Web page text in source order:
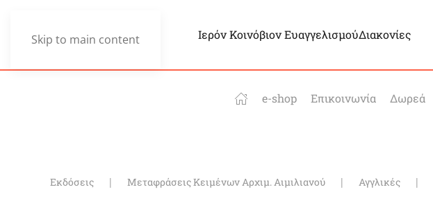
Skip to main content Ιερόν Κοινόβιον ΕυαγγελισμούΔιακονίες
e-shop Επικοινωνία Δωρεά
Εκδόσεις Μεταφράσεις Κειμένων Αρχιμ. Αιμιλιανού Αγγλικές